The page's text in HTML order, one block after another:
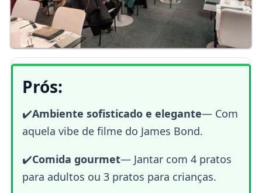
Prós:
✔️Ambiente sofisticado e elegante—Com
aquela vibe de filme do James Bond.
✔️Comida gourmet—Jantar com 4 pratos
para adultos ou 3 pratos para crianças.